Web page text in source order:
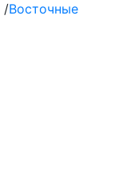
/Восточные